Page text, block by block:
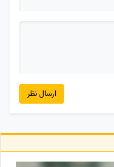
ارسال نظر